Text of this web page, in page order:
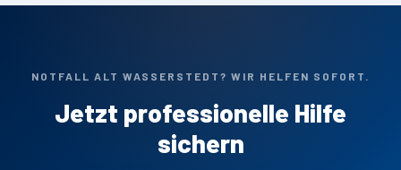
NOTFALL ALT WASSERSTEDT? WIR HELFEN SOFORT.
Jetzt professionelle Hilfe
sichern